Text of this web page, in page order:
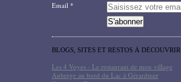
Email
BLOGS, SITES ET RESTOS À DÉCOUVRIR
Les 4 Voyes - Le restaurant de mon village
Auberge au bord du Lac à Gérardmer